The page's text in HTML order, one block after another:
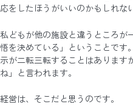
応をしたほうがいいのかもしれな
私どもが他の施設と違うところが
悟を決めている」ということです
示が二転三転することはあります
ね」と言われます。
経営は、そこだと思うのです。